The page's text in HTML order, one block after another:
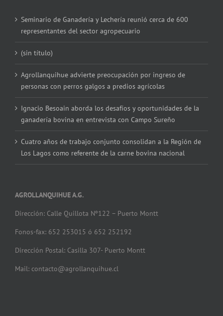
Seminario de Ganadería y Lechería reunió cerca de 600
representantes del sector agropecuario
(sin título)
Agrollanquihue advierte preocupación por ingreso de
personas con perros galgos a predios agrícolas
Ignacio Besoain aborda los desafíos y oportunidades de la
ganadería bovina en entrevista con Campo Sureño
Cuatro años de trabajo conjunto consolidan a la Región de
Los Lagos como referente de la carne bovina nacional
AGROLLANQUIHUE A.G.
Dirección: Calle Quillota Nº122 – Puerto Montt
Fonos-fax: 652 253015 ó 652 252192
Dirección Postal: Casilla 307- Puerto Montt
Mail: contacto@agrollanquihue.cl